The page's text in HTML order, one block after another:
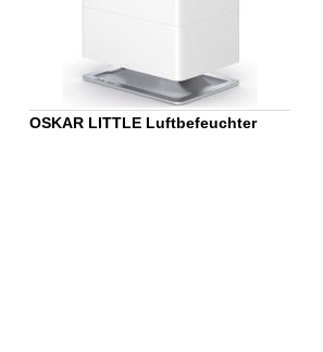
OSKAR LITTLE Luftbefeuchter